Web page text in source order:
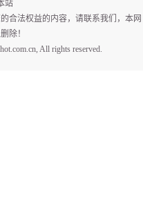
站
合法权益的内容，请联系我们，本网
除！
All rights reserved.